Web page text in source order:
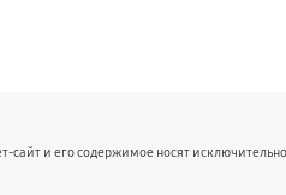
и его содержимое носят